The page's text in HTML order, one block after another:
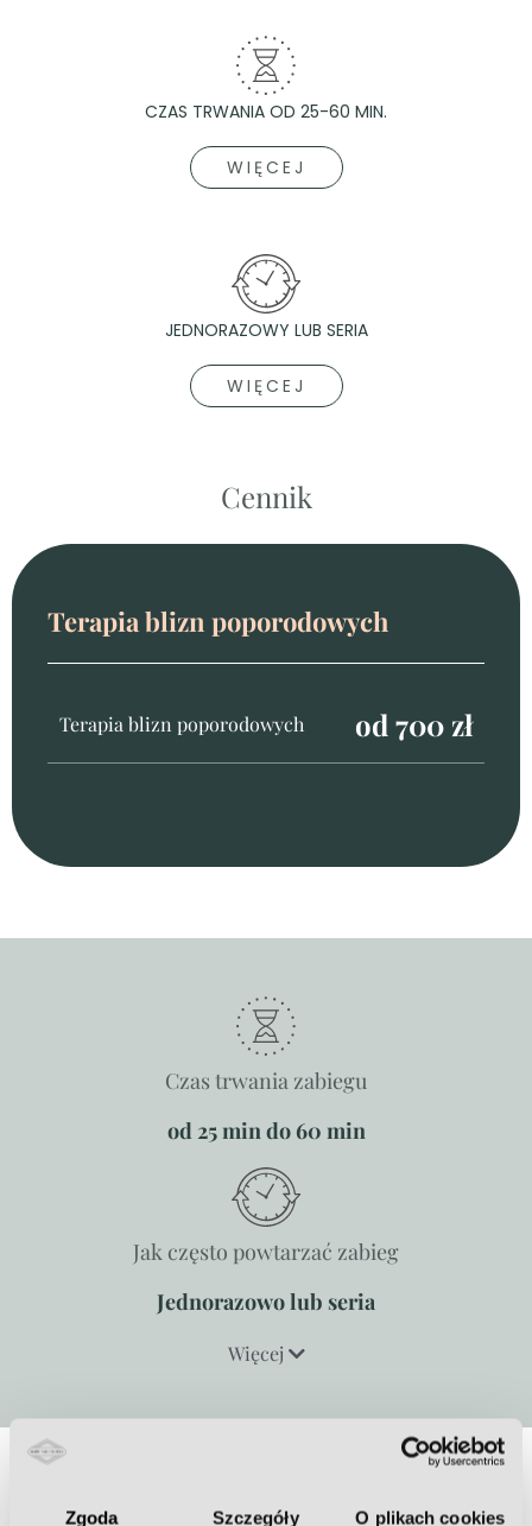
Zgoda Szczegóły O plikach cookies
CZAS TRWANIA OD 25-60 MIN.
WIĘCEJ
JEDNORAZOWY LUB SERIA
WIĘCEJ
Cennik
Terapia blizn poporodowych
Terapia blizn poporodowych od 700 zł
Czas trwania zabiegu
od 25 min do 60 min
Jak często powtarzać zabieg
Jednorazowo lub seria
Więcej